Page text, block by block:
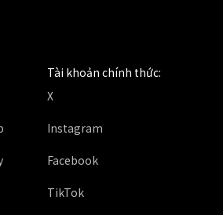
Tài khoản chính thức:
X
Instagram
Facebook
TikTok